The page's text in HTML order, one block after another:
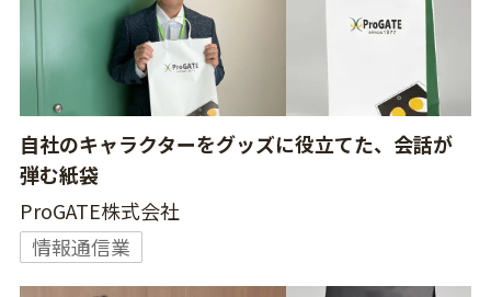
自社のキャラクターをグッズに役立てた、会話が
弾む紙袋
ProGATE株式会社
情報通信業